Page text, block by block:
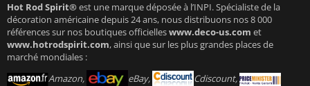
Hot Rod Spirit®est une marque déposée à l’INPI. Spécialiste de la
décoration américaine depuis 24 ans, nous distribuons nos 8 000
références sur nos boutiques officielleswww.deco-us.com et
www.hotrodspirit.com, ainsi que sur les plus grandes places de
marché mondiales :
Amazon,
eBay,
Cdiscount,